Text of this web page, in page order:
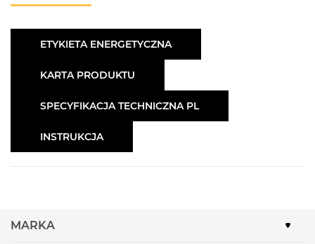
ETYKIETA ENERGETYCZNA
KARTA PRODUKTU
SPECYFIKACJA TECHNICZNA PL
INSTRUKCJA
MARKA